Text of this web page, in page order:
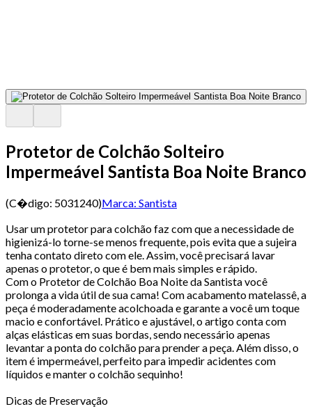
Protetor de Colchão Solteiro
Impermeável Santista Boa Noite Branco
(C�digo: 5031240)Marca: Santista
Usar um protetor para colchão faz com que a necessidade de
higienizá-lo torne-se menos frequente, pois evita que a sujeira
tenha contato direto com ele. Assim, você precisará lavar
apenas o protetor, o que é bem mais simples e rápido.
Com o Protetor de Colchão Boa Noite da Santista você
prolonga a vida útil de sua cama! Com acabamento matelassê, a
peça é moderadamente acolchoada e garante a você um toque
macio e confortável. Prático e ajustável, o artigo conta com
alças elásticas em suas bordas, sendo necessário apenas
levantar a ponta do colchão para prender a peça. Além disso, o
item é impermeável, perfeito para impedir acidentes com
líquidos e manter o colchão sequinho!
Dicas de Preservação